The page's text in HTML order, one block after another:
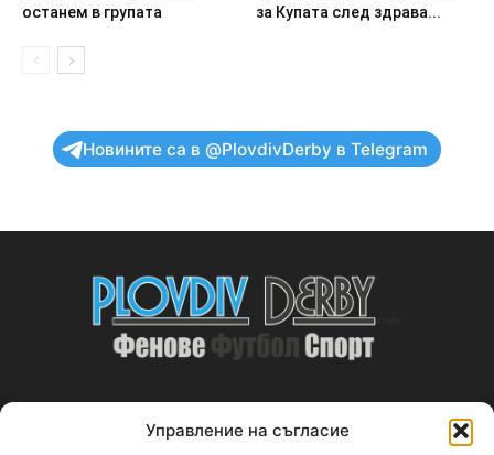
Управление на съгласие
останем в групата
за Купата след здрава...
Новините са в @PlovdivDerby в Telegram
ABOUT US